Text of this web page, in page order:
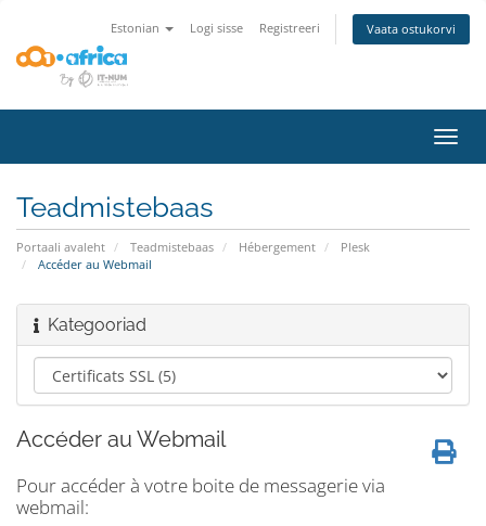
Estonian Logi sisse Registreeri Vaata ostukorvi
Teadmistebaas
Portaali avaleht Teadmistebaas Hébergement
Plesk
Accéder au Webmail
Kategooriad
Accéder au Webmail
Pour accéder à votre boite de messagerie via
webmail: